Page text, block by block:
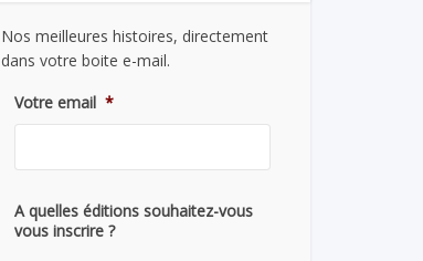
Nos meilleures histoires, directement
dans votre boite e-mail.
Votre email *
A quelles éditions souhaitez-vous
vous inscrire ?